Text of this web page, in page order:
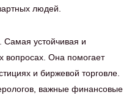
людей.
Самая устойчивая и
вопросах. Она помогает
и биржевой торговле.
важные финансовые